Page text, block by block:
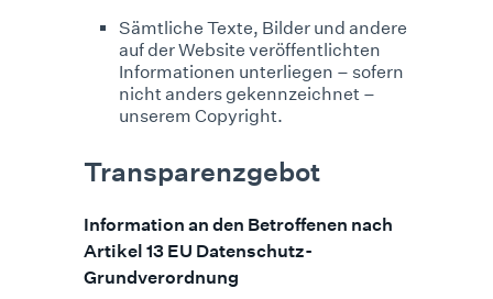
Sämtliche Texte, Bilder und andere
auf der Website veröffentlichten
Informationen unterliegen – sofern
nicht anders gekennzeichnet –
unserem Copyright.
Transparenzgebot
Information an den Betroffenen nach
Artikel 13 EU Datenschutz-
Grundverordnung